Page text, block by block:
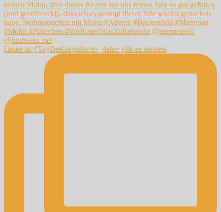
Heute ist #TagDesGugelhupfs, daher gibt es meinen